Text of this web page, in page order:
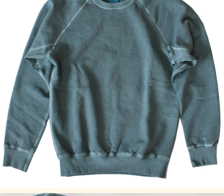
節を問わず着まわしやいのが特徴。
縫製は2本針カバーミシンと4本針フラットミシンにより平坦
で頑丈に仕上げ、肌への当たりが快適。
後染めでの縮率を考慮し一番良い型になるよう計算されたサ
イズスペックで仕立てています。
製品染めと洗い、乾燥によって最も縮んでいる状態でお売り
しているので、着用後のお洗濯での縮みを心配せずにお選び
ください。
また、着用していただくことで縮んでいた生地がほぐれて馴
染んでいくので、徐々により身体に合ったサイズ感に変わっ
ていきます。
着込めば着込むほどクオリティーの高さを実感いただける逸
品です。
※メタルグレーは製品染めではなく、先染め糸を織り交ぜる
事で綺麗な霜降り色に仕上げています。
製品染めではありませんが、製品後に洗いと乾燥をかけ他の
色と同様に縮ませた状態となっています。
Fabric Made in USA
Assembled in Japan
サイズの目安